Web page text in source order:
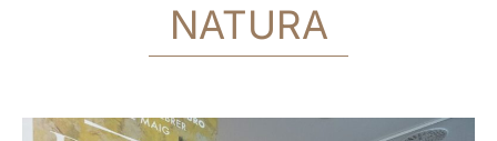
NATURA